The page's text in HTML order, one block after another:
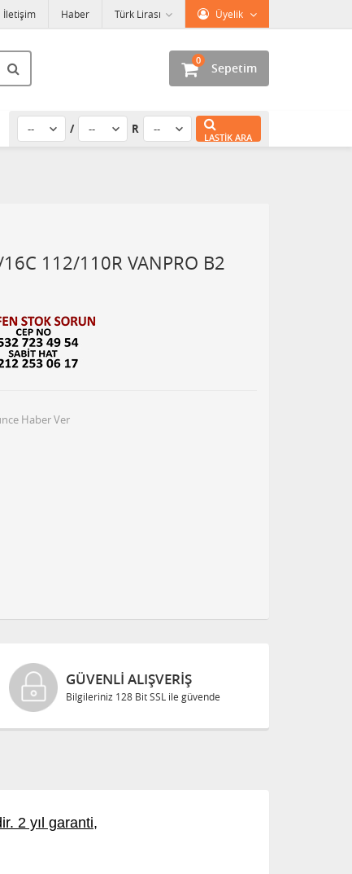
Üyelik
Türk Lirası
İletişim Haber
Sepetim
0
/ R
LASTIK ARA
112/110R VANPRO B2
Haber Ver
GÜVENLI ALIŞVERIŞ
Bilgileriniz 128 Bit SSL ile güvende
2 yıl garanti,